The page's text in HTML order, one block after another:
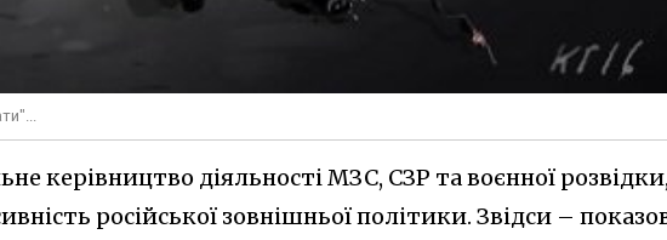
керівництво діяльності МЗС, СЗР та воєнної
російської зовнішньої політики. Звідси –